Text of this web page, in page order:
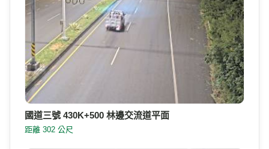
國道三號 430K+500 林邊交流道平面
距離 302 公尺